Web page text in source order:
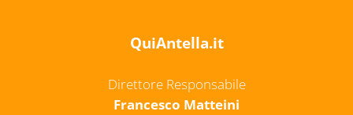
QuiAntella.it
Direttore Responsabile
Francesco Matteini